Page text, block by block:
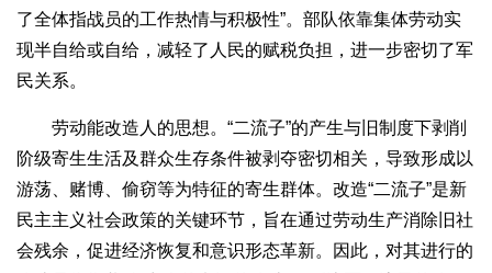
了全体指战员的工作热情与积极性”。部队依靠集体劳动实
现半自给或自给，减轻了人民的赋税负担，进一步密切了军
民关系。
劳动能改造人的思想。“二流子”的产生与旧制度下剥削
阶级寄生生活及群众生存条件被剥夺密切相关，导致形成以
游荡、赌博、偷窃等为特征的寄生群体。改造“二流子”是新
民主主义社会政策的关键环节，旨在通过劳动生产消除旧社
会残余，促进经济恢复和意识形态革新。因此，对其进行的